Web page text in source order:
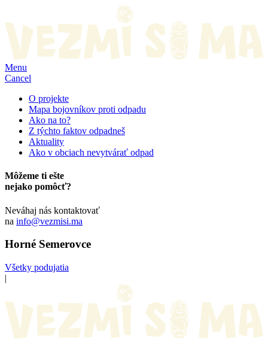
Menu
Cancel
O projekte
Mapa bojovníkov proti odpadu
Ako na to?
Z týchto faktov odpadneš
Aktuality
Ako v obciach nevytvárať odpad
Môžeme ti ešte
nejako pomôcť?
Neváhaj nás kontaktovať
na info@vezmisi.ma
Horné Semerovce
Všetky podujatia
|